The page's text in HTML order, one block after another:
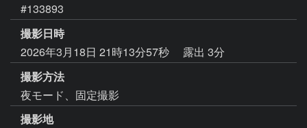
#133893
撮影日時
2026年3月18日 21時13分57秒
露出 3分
撮影方法
夜モード、固定撮影
撮影地